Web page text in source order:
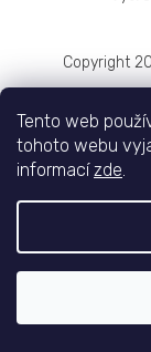
Tento web
tohoto webu
informacízde.
Copyright